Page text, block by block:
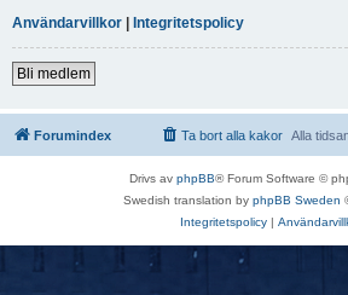
Användarvillkor | Integritetspolicy
Bli medlem
Forumindex Alla
Ta bort alla kakor
Drivs av phpBB® Forum Software ©
Swedish translation by phpBB Sweden
Integritetspolicy|